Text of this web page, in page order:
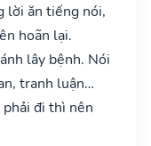
lời ăn tiếng nói,
hoãn lại.
lây bệnh. Nói
tranh luận…
đi thì nên